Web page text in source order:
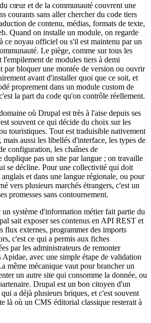
cœur et de la communauté couvrent une
courants sans aller chercher du code tiers
de contenu, médias, formats de texte,
Quand on installe un module, on regarde
ce noyau officiel ou s'il est maintenu par un
Le piège, comme sur tous les
l'empilement de modules tiers à demi
par bloquer une montée de version ou ouvrir
avant d'installer quoi que ce soit, et
proprement dans un module custom de
la part du code qu'on contrôle réellement.
où Drupal est très à l'aise depuis ses
souvent ce qui décide du choix sur les
touristiques. Tout est traduisible nativement
mais aussi les libellés d'interface, les types de
configuration, les chaînes de
duplique pas un site par langue ; on travaille
se décline. Pour une collectivité qui doit
et dans une langue régionale, ou pour
vers plusieurs marchés étrangers, c'est un
promesses sans contournement.
système d'information métier fait partie du
sait exposer ses contenus en API REST et
flux externes, programmer des imports
c'est ce qui a permis aux fiches
par les administrateurs de remonter
Apidae, avec une simple étape de validation
même mécanique vaut pour brancher un
un autre site qui consomme la donnée, ou
Drupal est un bon citoyen d'un
a déjà plusieurs briques, et c'est souvent
là où un CMS éditorial classique resterait à